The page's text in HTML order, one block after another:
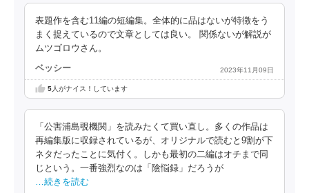
表題作を含む11編の短編集。全体的に品はないが特徴をう
まく捉えているので文章としては良い。 関係ないが解説が
ムツゴロウさん。
ベッシー 2023年11月09日
5人がナイス！しています
「公害浦島覗機関」を読みたくて買い直し。多くの作品は
再編集版に収録されているが、オリジナルで読むと9割が下
ネタだったことに気付く。しかも最初の二編はオチまで同
じという。一番強烈なのは「陰悩録」だろうが
…続きを読む